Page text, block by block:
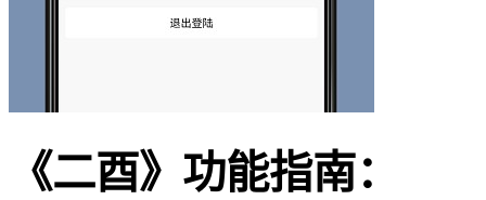
《二酉》功能指南：